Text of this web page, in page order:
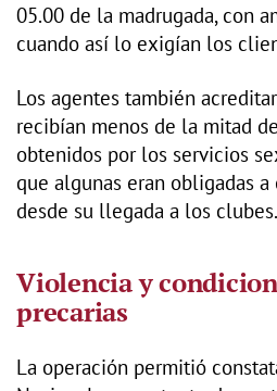
05.00 de la madrugada, con
cuando así lo exigían los
Los agentes también
recibían menos de la mitad
obtenidos por los servicios
que algunas eran obligadas
desde su llegada a los clubes.
Violencia y
precarias
La operación permitió